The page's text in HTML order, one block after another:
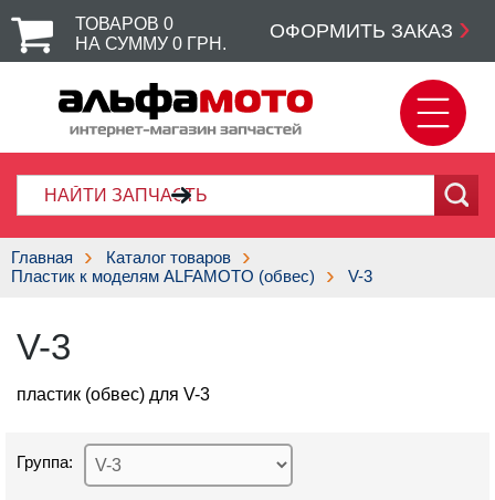
ТОВАРОВ 0
НА СУММУ 0 ГРН.
ОФОРМИТЬ ЗАКАЗ
Главная
Каталог товаров
Пластик к моделям ALFAMOTO (обвес)
V-3
V-3
пластик (обвес) для V-3
Группа: